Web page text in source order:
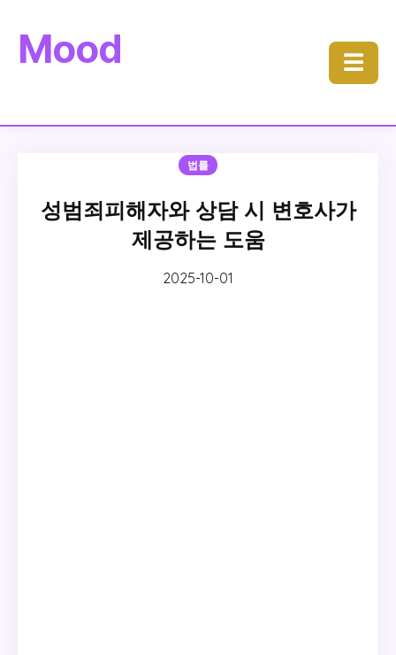
Mood ☰
법률
성범죄피해자와 상담 시 변호사가
제공하는 도움
2025-10-01